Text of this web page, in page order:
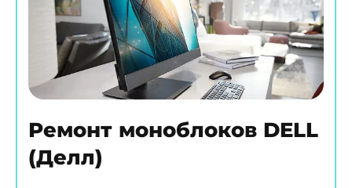
Ремонт моноблоков DELL
(Делл)